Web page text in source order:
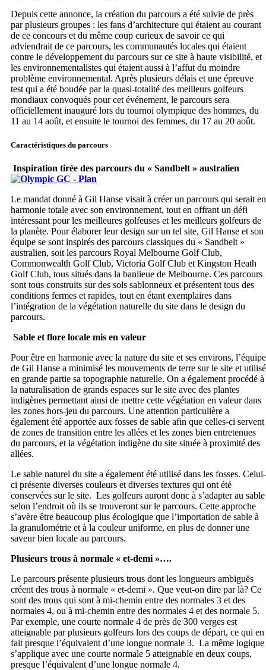
Depuis cette annonce, la création du parcours a été suivie de près
par plusieurs groupes : les fans d’architecture qui étaient au courant
de ce concours et du même coup curieux de savoir ce qui
adviendrait de ce parcours, les communautés locales qui étaient
contre le développement du parcours sur ce site à haute visibilité, et
les environnementalistes qui étaient aussi à l’affut du moindre
problème environnemental. Après plusieurs délais et une épreuve
test qui a été boudée par la quasi-totalité des meilleurs golfeurs
mondiaux convoqués pour cet événement, le parcours sera
officiellement inauguré lors du tournoi olympique des hommes, du
11 au 14 août, et ensuite le tournoi des femmes, du 17 au 20 août.
Caractéristiques du parcours
Inspiration tirée des parcours du « Sandbelt » australien
Le mandat donné à Gil Hanse visait à créer un parcours qui serait en
harmonie totale avec son environnement, tout en offrant un défi
intéressant pour les meilleures golfeuses et les meilleurs golfeurs de
la planète. Pour élaborer leur design sur un tel site, Gil Hanse et son
équipe se sont inspirés des parcours classiques du « Sandbelt »
australien, soit les parcours Royal Melbourne Golf Club,
Commonwealth Golf Club, Victoria Golf Club et Kingston Heath
Golf Club, tous situés dans la banlieue de Melbourne. Ces parcours
sont tous construits sur des sols sablonneux et présentent tous des
conditions fermes et rapides, tout en étant exemplaires dans
l’intégration de la végétation naturelle du site dans le design du
parcours.
Sable et flore locale mis en valeur
Pour être en harmonie avec la nature du site et ses environs, l’équipe
de Gil Hanse a minimisé les mouvements de terre sur le site et utilisé
en grande partie sa topographie naturelle. On a également procédé à
la naturalisation de grands espaces sur le site avec des plantes
indigènes permettant ainsi de mettre cette végétation en valeur dans
les zones hors-jeu du parcours. Une attention particulière a
également été apportée aux fosses de sable afin que celles-ci servent
de zones de transition entre les allées et les zones bien entretenues
du parcours, et la végétation indigène du site située à proximité des
allées.
Le sable naturel du site a également été utilisé dans les fosses. Celui-
ci présente diverses couleurs et diverses textures qui ont été
conservées sur le site. Les golfeurs auront donc à s’adapter au sable
selon l’endroit où ils se trouveront sur le parcours. Cette approche
s’avère être beaucoup plus écologique que l’importation de sable à
la granulométrie et à la couleur uniforme, en plus de donner une
saveur bien locale au parcours.
Plusieurs trous à normale « et-demi »….
Le parcours présente plusieurs trous dont les longueurs ambiguës
créent des trous à normale « et-demi ». Que veut-on dire par là? Ce
sont des trous qui sont à mi-chemin entre des normales 3 et des
normales 4, ou à mi-chemin entre des normales 4 et des normale 5.
Par exemple, une courte normale 4 de près de 300 verges est
atteignable par plusieurs golfeurs lors des coups de départ, ce qui en
fait presque l’équivalent d’une longue normale 3. La même logique
s’applique avec une courte normale 5 atteignable en deux coups,
presque l’équivalent d’une longue normale 4.